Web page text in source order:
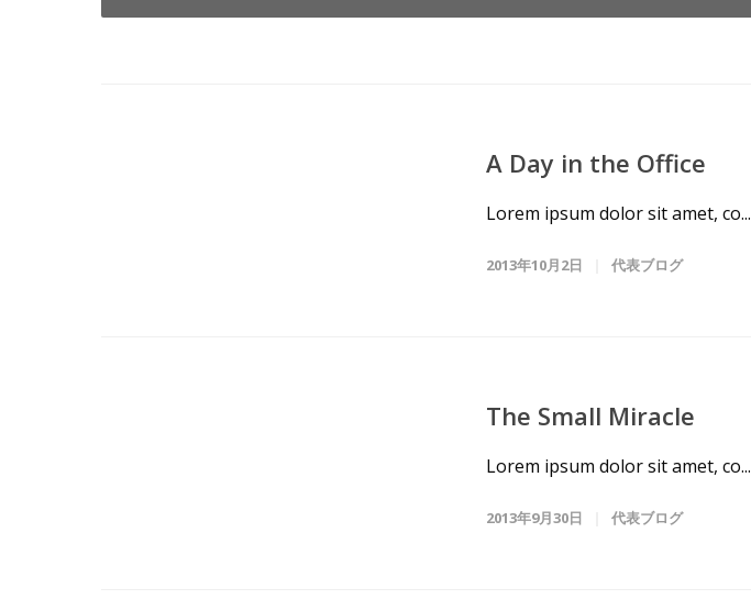
A Day in the Office
Lorem ipsum dolor sit amet, co...
2013年10月2日 代表ブログ
The Small Miracle
Lorem ipsum dolor sit amet, co...
2013年9月30日 代表ブログ